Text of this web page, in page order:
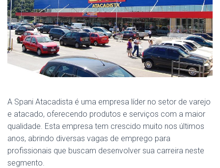
N
A Spani Atacadista é uma empresa líder no setor de varejo
e atacado, oferecendo produtos e serviços com a maior
qualidade. Esta empresa tem crescido muito nos últimos
anos, abrindo diversas vagas de emprego para
profissionais que buscam desenvolver sua carreira neste
segmento.